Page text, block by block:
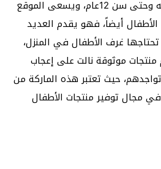
معينة، وتحديداً منذ ولادته وحتى سن 12عام، ويسعى الموقع
أيضاً، فهو يقدم العديد
غرف الأطفال في المنزل،
منتجات موثوقة نالت على إعجاب
حيث تعتبر هذه الماركة من
في مجال توفير منتجات الأطفال